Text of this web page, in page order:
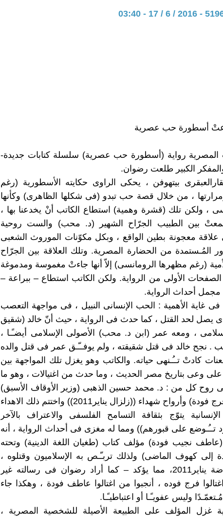
أسطورة حب عصرية
المصرية رواية (أسطورة حب عصرية) سلسلة كتابات جديدة-
بيتهوفن ، يحكى الراوى حكايته الأسطورية (رغم
ومرارتها ، من خلال قصة حب تبدو (فى شكلها الظاهرى) وكأنها
، ولكن تلك (قشرة وهمية) استطاع الكاتب أنْ يخدعنا بها ،
جمعتْ بين الطبيب الجرّاح الشهير (د. محب) والست روحية
علاقة معجونة بطين الواقع ، وبكل مكوّنات الموروث الشعبى
المُـستمدة من الحضارة المصرية. وتلك العلاقة بين الجرّاح
(رغم مظهرها الرومانسى) إلاّ أنها جاءتْ مغموسة ومدموغة
الأولى من الرواية. ولكن الكاتب استطاع – ببراعة –
مجمل أحداث الرواية.
غاية الأهمية : الحب الإنسانى النبيل ، فى مواجهة التعصب
يصل لحد القتل ، كما حدث فى الرواية ، حيث أنّ خالد (شقيق
، ومعه عمر (ابن د. محب) الأصولى الإسلامى أيضـًـا ،
. نجح خالد فى قتل شقيقته ، ولم يوفــّـق عمر فى قتل والده
كادتْ تــُـنهى حياته. والكاتب وهو يغزل تلك المواجهة بين
على وعى بتاريخ مصر الحديث ، وما حدث من اغتيالات ، وهو ما
روح كل من : د. محمد حسين الذهبى (وزير الأوقاف الأسبق)
وروح شهيد الفكر (فرج فودة) وأرواح شهداء ((زلزال يناير2011)) واختتم ذلك الاهداء
يتوّج بثقافة التسامح الفلسفى والاعتراف بالآخر
تــُـوضع على قبورهم)) ومما له مغزى فى أحداث الرواية ، أنه
(عاطف نجيب فودة) مؤلف كتاب (طغيان اللغة الدينية) وتحته
إلى كهوف الماضى) ولذلك تربـّـص به الإسلاميون وقتلوه ،
وكان ذلك بعد انتفاضة يناير2011، مما يؤكد – كما أراد رضوان فى رسالته غير
فرج فوده ، أنجبوا من اغتالوا عاطف فودة ، وهكذا جاء
وليس عفويـًـا أو اعتباطيـًـا.
غزل المؤلف على الطبيعة الأصيلة للشخصية المصرية ،